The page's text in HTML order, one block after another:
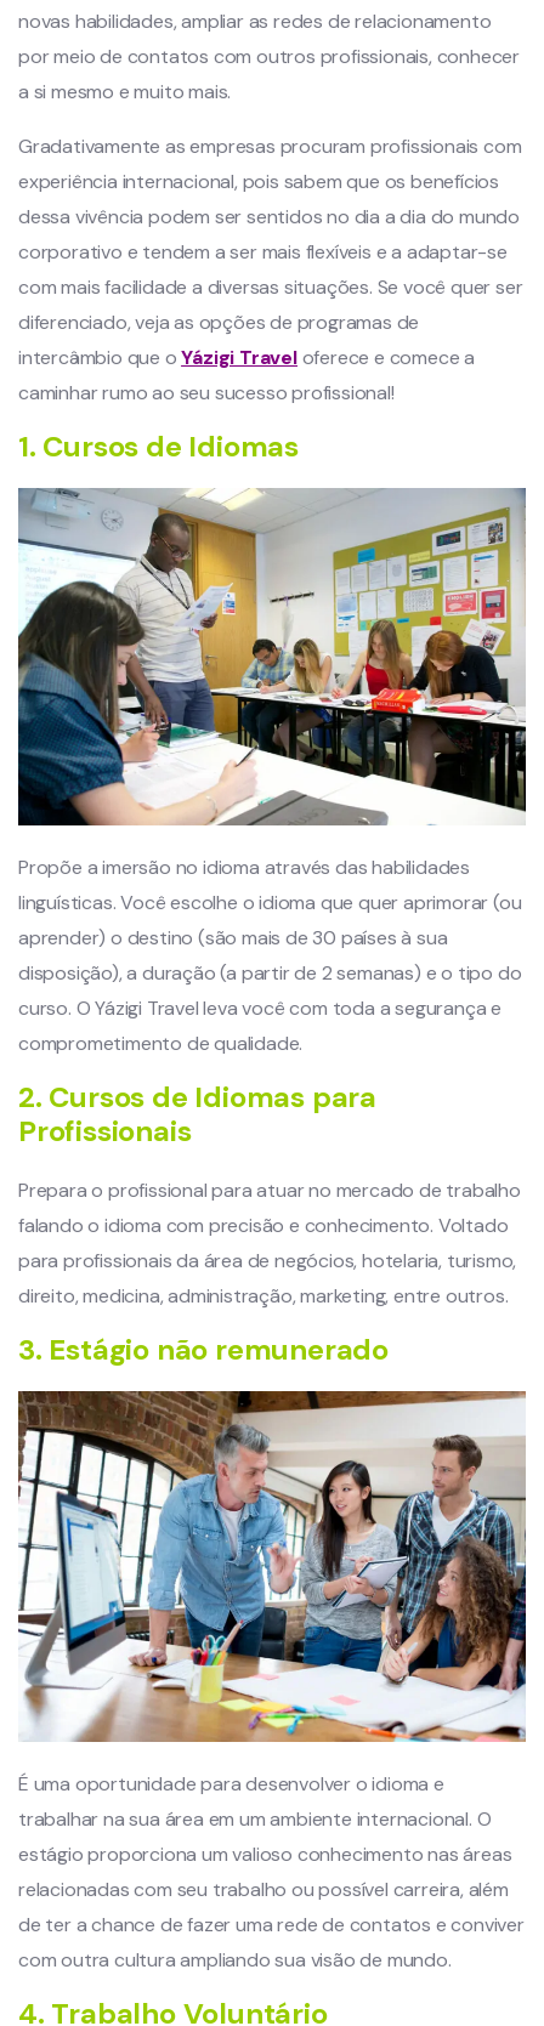
novas habilidades, ampliar as redes de relacionamento
por meio de contatos com outros profissionais, conhecer
a si mesmo e muito mais.
Gradativamente as empresas procuram profissionais com
experiência internacional, pois sabem que os benefícios
dessa vivência podem ser sentidos no dia a dia do mundo
corporativo e tendem a ser mais flexíveis e a adaptar-se
com mais facilidade a diversas situações. Se você quer ser
diferenciado, veja as opções de programas de
intercâmbio que oYázigi Traveloferece e comece a
caminhar rumo ao seu sucesso profissional!
1. Cursos de Idiomas
Propõe a imersão no idioma através das habilidades
linguísticas. Você escolhe o idioma que quer aprimorar (ou
aprender) o destino (são mais de 30 países à sua
disposição), a duração (a partir de 2 semanas) e o tipo do
curso. O Yázigi Travel leva você com toda a segurança e
comprometimento de qualidade.
2. Cursos de Idiomas para
Profissionais
Prepara o profissional para atuar no mercado de trabalho
falando o idioma com precisão e conhecimento. Voltado
para profissionais da área de negócios, hotelaria, turismo,
direito, medicina, administração, marketing, entre outros.
3. Estágio não remunerado
É uma oportunidade para desenvolver o idioma e
trabalhar na sua área em um ambiente internacional. O
estágio proporciona um valioso conhecimento nas áreas
relacionadas com seu trabalho ou possível carreira, além
de ter a chance de fazer uma rede de contatos e conviver
com outra cultura ampliando sua visão de mundo.
4. Trabalho Voluntário